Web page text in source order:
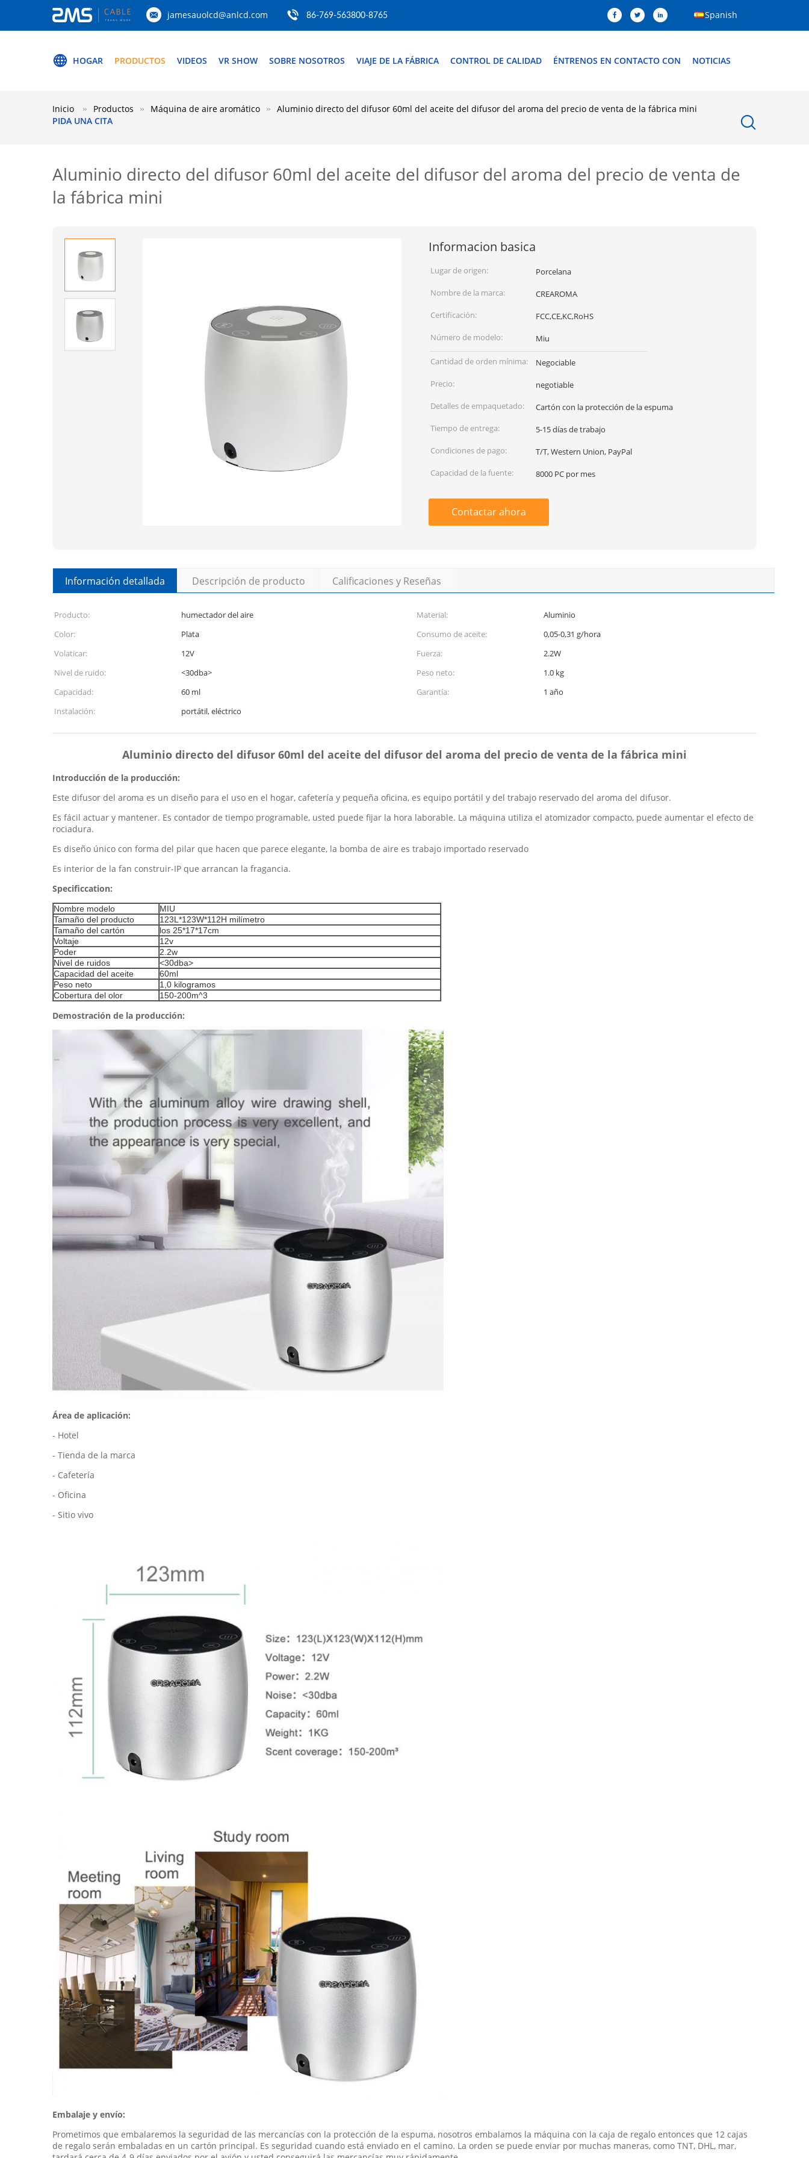
jamesauolcd@anlcd.com 86-769-563800-8765 Spanish
HOGAR PRODUCTOS VIDEOS VR SHOW SOBRE NOSOTROS VIAJE DE LA FÁBRICA CONTROL DE CALIDAD ÉNTRENOS EN CONTACTO CON NOTICIAS
PIDA UNA CITA
Inicio Productos Máquina de aire aromático Aluminio directo del difusor 60ml del aceite del difusor del aroma del precio de venta de la fábrica mini
Aluminio directo del difusor 60ml del aceite del difusor del aroma del precio de venta de
la fábrica mini
Informacion basica
Lugar de origen:
Porcelana
Nombre de la marca:
CREAROMA
Certificación:
FCC,CE,KC,RoHS
Número de modelo:
Miu
Cantidad de orden mínima:
Negociable
Precio:
negotiable
Detalles de empaquetado:
Cartón con la protección de la espuma
Tiempo de entrega:
5-15 días de trabajo
Condiciones de pago:
T/T, Western Union, PayPal
Capacidad de la fuente:
8000 PC por mes
Contactar ahora
Información detallada Descripción de producto Calificaciones y Reseñas
Producto: humectador del aire Material:
Aluminio
Color:
Plata Consumo de aceite:
0,05-0,31 g/hora
Volaticar:
12V Fuerza:
2.2W
Nivel de ruido:
<30dba> Peso neto:
1.0 kg
Capacidad:
60 ml Garantía:
1 año
Instalación:
portátil, eléctrico
Aluminio directo del difusor 60ml del aceite del difusor del aroma del precio de venta de la fábrica mini
Introducción de la producción:
Este difusor del aroma es un diseño para el uso en el hogar, cafetería y pequeña oficina, es equipo portátil y del trabajo reservado del aroma del difusor.
Es fácil actuar y mantener. Es contador de tiempo programable, usted puede fijar la hora laborable. La máquina utiliza el atomizador compacto, puede aumentar el efecto de
rociadura.
Es diseño único con forma del pilar que hacen que parece elegante, la bomba de aire es trabajo importado reservado
Es interior de la fan construir-IP que arrancan la fragancia.
Specificcation:
Nombre modelo
MIU
Tamaño del producto
123L*123W*112H milímetro
Tamaño del cartón
los 25*17*17cm
Voltaje
12v
Poder
2.2w
Nivel de ruidos
<30dba>
Capacidad del aceite
60ml
Peso neto
1,0 kilogramos
Cobertura del olor
150-200m^3
Demostración de la producción:
Área de aplicación:
- Hotel
- Tienda de la marca
- Cafetería
- Oficina
- Sitio vivo
Embalaje y envío:
Prometimos que embalaremos la seguridad de las mercancías con la protección de la espuma, nosotros embalamos la máquina con la caja de regalo entonces que 12 cajas
de regalo serán embaladas en un cartón principal. Es seguridad cuando está enviado en el camino. La orden se puede enviar por muchas maneras, como TNT, DHL, mar,